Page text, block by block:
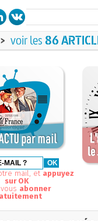
voir les86
mail, et appuyez
sur OK
abonner